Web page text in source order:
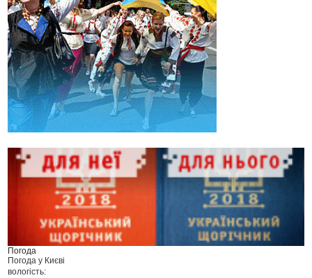
Погода
Погода у Києві
вологість: